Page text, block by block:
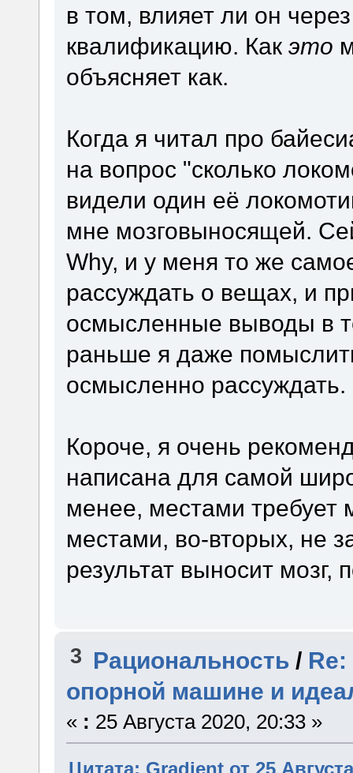
в том, влияет ли он
квалификацию. Как это
объясняет как.
Когда я читал про
на вопрос "сколько
видели один её
мне мозговыносящей.
Why, и у меня то же
рассуждать о вещах, и
осмысленные выводы в
раньше я даже
осмысленно рассуждать.
Короче, я очень
написана для самой
менее, местами требует
местами, во-вторых, не
результат выносит
3 Рациональность /
опорной машине и
« : 25 Августа 2020, 20:33 »